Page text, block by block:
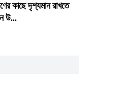
কাছে দৃশ্যমান রাখতে
উ...